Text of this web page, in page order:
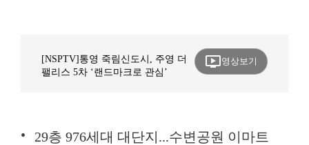
[NSPTV]통영 죽림신도시, 주영 더
팰리스 5차 ‘랜드마크로 관심’
ondemand_video영상보기
29층 976세대 대단지...수변공원 이마트